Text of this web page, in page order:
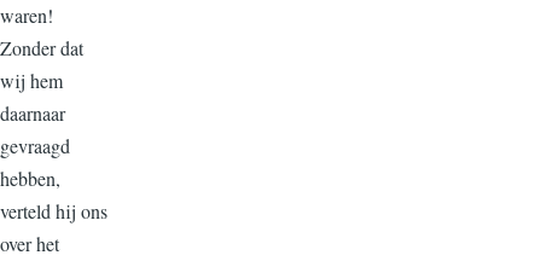
waren!
Zonder dat
wij hem
daarnaar
gevraagd
hebben,
verteld hij ons
over het